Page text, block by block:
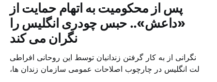
پس از محکومیت به اتهام حمایت از
«داعش».. حبس چودری انگلیس را
نگران می کند
نگرانی از به کار گرفتن زندانیان توسط این روحانی افراطی
دولت انگلیس در چارچوب اصلاحات عمومی سازمان زندان ها،